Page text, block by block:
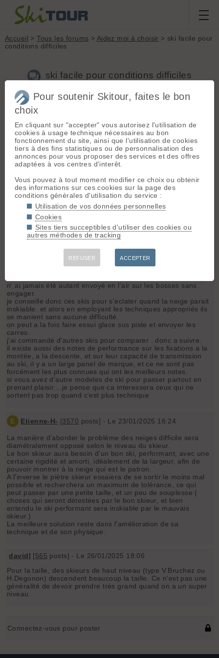
Accueil >Tous les forums > Aidez moi à choisir > ski facile pour
conditions difficiles
ski facile pour conditions difficiles
Nouveau sujet
chihuahua4
posts] - Le 18/01/2025 16:52
Les conditions de neige recentes ont été decrites par certains
comme inskiables ou passables.
Sans technique de ski propres au conditions de neige difficile,
le ski peut ne plus être un plaisir en descente.
j'ai commencé le ski rando par les zad 95, souvent appelés
skis de guide. je ne les trouve pas du tout facile à skier que
ce soit sur piste ou hors piste.
j'ai repéré que certains sites de vente en ligne metaient une
note pour juger la performance des ski en montée, descente,
mais aussi leur accessibilité. je suis parti sur une paire de
rossignol escarper 80 pour debutant , voir enfant.
j'ai pris 10 cm en dessous de ma taille.
je n'ai jamais autant pris mon pied, je les ai testé dans
beaucoup de hors piste de chamrousse sous les lignes de
sur une technique minimaliste , ils pardonnent beaucoup
n' ai jamais été autant envoyé en l'air sur les bosses sans
engager.
je conseille donc ces skis pour s'eclater quand la neige parait
inskiable. et alors en employant les techniques appropriés ils
se manient sans aucune difficulté.
on peut a la fois faire essui glace sus piste et envoyer les
carres.
j'ai commandé d'autres skis pour comparer . donc a suivre.
il existe aussi des notes de performance sur les fixations a la
montée, a la descente, et sur leur capacité de transmission
au ski, il y a un large panel de marque, et ce ne sont pas
forcément les plus connues qui ont les meilleurs notes.
si vous avez d'autre modeles de ski pour passer partout en
prenant plaisir....je pense que ca interessera ceux qui ne
sortent pas trop quand c'est plus technique
E Etienne-H- [3570 posts] - Le 23/01/2025 16:24
La manière d'aborder le problème des neiges difficile sera
diamétralement opposé selon le niveau du skieur.
Le bon skieur aura besoin d'un bon ski, performant, avec une
certaine rigidité et amorti, idéalement de la largeur, afin de
pouvoir montrer à la neige qui est le patron.
A l'inverse le piètre skieur essaiera de se sortir le moins mal
possible et recherchera un maximum de tolérance, ce qui
peut passer par une petite taille, et un peu de souplesse (
choses qui seront détestées par le bon skieur, et bien
entendu le ski performant sera inskiable par le mauvais
skieur.)
La meilleure solution reste dans l'amélioration de sa
technique et de son physique.
davidl [565 posts] - Le 26/01/2025 18:06
Pour la taille, des skieurs de haut niveau (type V.Bruchez ou
H.Degonon) descendent beaucoup la taille. Ce n'est pas une
généralité de devoir prendre très grand quand on a un super
niveau.
Connectez-vous pour poster
Pour soutenir Skitour, faites le bon
choix
En cliquant sur "accepter" vous autorisez l'utilisation de
cookies à usage technique nécessaires au bon
fonctionnement du site, ainsi que l'utilisation de cookies
tiers à des fins statistiques ou de personnalisation des
annonces pour vous proposer des services et des offres
adaptées à vos centres d'interêt.
Vous pouvez à tout moment modifier ce choix ou obtenir
des informations sur ces cookies sur la page des
conditions générales d'utilisation du service :
Utilisation de vos données personnelles
Cookies
Sites tiers succeptibles d'utiliser des cookies ou
autres méthodes de tracking
REFUSER ACCEPTER